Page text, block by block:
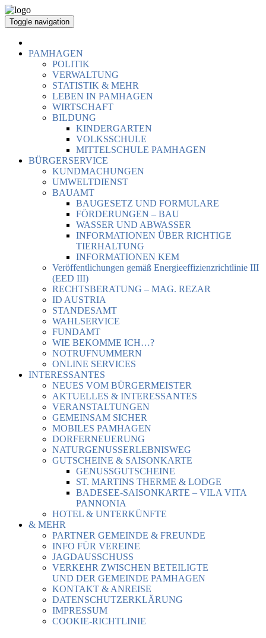
Toggle navigation
PAMHAGEN
POLITIK
VERWALTUNG
STATISTIK & MEHR
LEBEN IN PAMHAGEN
WIRTSCHAFT
BILDUNG
KINDERGARTEN
VOLKSSCHULE
MITTELSCHULE PAMHAGEN
BÜRGERSERVICE
KUNDMACHUNGEN
UMWELTDIENST
BAUAMT
BAUGESETZ UND FORMULARE
FÖRDERUNGEN – BAU
WASSER UND ABWASSER
INFORMATIONEN ÜBER RICHTIGE
TIERHALTUNG
INFORMATIONEN KEM
Veröffentlichungen gemäß Energieeffizienzrichtlinie III
(EED III)
RECHTSBERATUNG – MAG. REZAR
ID AUSTRIA
STANDESAMT
WAHLSERVICE
FUNDAMT
WIE BEKOMME ICH…?
NOTRUFNUMMERN
ONLINE SERVICES
INTERESSANTES
NEUES VOM BÜRGERMEISTER
AKTUELLES & INTERESSANTES
VERANSTALTUNGEN
GEMEINSAM SICHER
MOBILES PAMHAGEN
DORFERNEUERUNG
NATURGENUSSERLEBNISWEG
GUTSCHEINE & SAISONKARTE
GENUSSGUTSCHEINE
ST. MARTINS THERME & LODGE
BADESEE-SAISONKARTE – VILA VITA
PANNONIA
HOTEL & UNTERKÜNFTE
& MEHR
PARTNER GEMEINDE & FREUNDE
INFO FÜR VEREINE
JAGDAUSSCHUSS
VERKEHR ZWISCHEN BETEILIGTE
UND DER GEMEINDE PAMHAGEN
KONTAKT & ANREISE
DATENSCHUTZERKLÄRUNG
IMPRESSUM
COOKIE-RICHTLINIE